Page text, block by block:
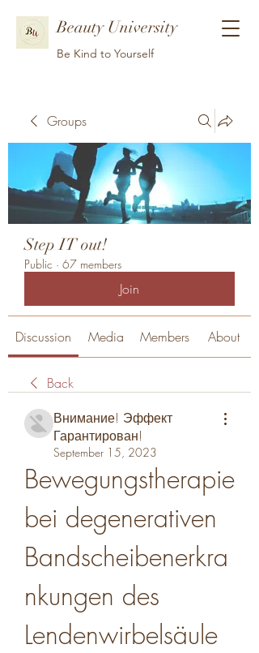
Beauty University
Be Kind to Yourself
Groups
Step IT out!
Public · 67 members
Join
Discussion Media Members About
Back
Внимание! Эффект
Гарантирован!
September 15, 2023
Bewegungstherapie
bei degenerativen
Bandscheibenerkra
nkungen des
Lendenwirbelsäule